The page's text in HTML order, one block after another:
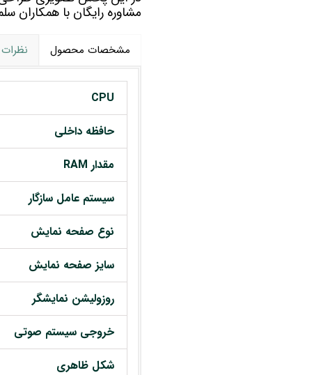
مشاوره رایگان با همکاران
مشخصات محصول نظرات
CPU
حافظه داخلی
مقدار RAM
سیستم عامل سازگار
نوع صفحه نمایش
سایز صفحه نمایش
روزولیشن نمایشگر
خروجی سیستم صوتی
شکل ظاهری